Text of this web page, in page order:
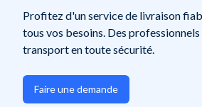
Profitez d'un service de livraison
tous vos besoins. Des
transport en toute sécurité.
Faire une demande